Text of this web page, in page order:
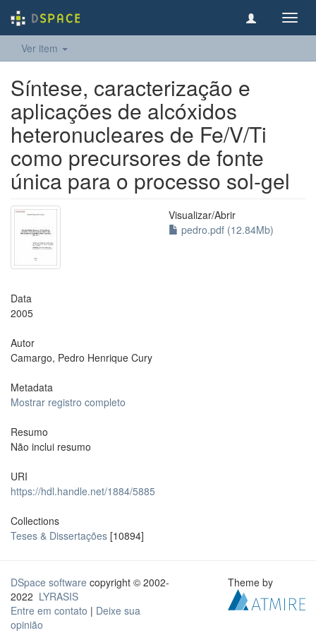
Ver item
Síntese, caracterização e
aplicações de alcóxidos
heteronucleares de Fe/V/Ti
como precursores de fonte
única para o processo sol-gel
Visualizar/Abrir
pedro.pdf (12.84Mb)
Data
2005
Autor
Camargo, Pedro Henrique Cury
Metadata
Mostrar registro completo
Resumo
Não inclui resumo
URI
https://hdl.handle.net/1884/5885
Collections
Teses & Dissertações [10894]
DSpace software copyright © 2002-
2022 LYRASIS
Entre em contato | Deixe sua
opinião
Theme by